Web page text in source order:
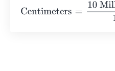
Centimeters
10